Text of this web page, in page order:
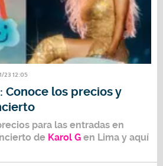
23 12:05
Conoce los precios y
para las entradas en
de Karol G en Lima y aquí